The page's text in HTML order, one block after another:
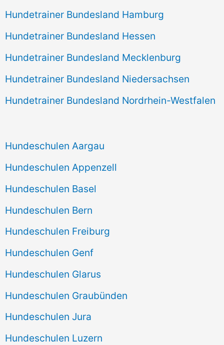
Hundetrainer Bundesland Hamburg
Hundetrainer Bundesland Hessen
Hundetrainer Bundesland Mecklenburg
Hundetrainer Bundesland Niedersachsen
Hundetrainer Bundesland Nordrhein-Westfalen
Hundeschulen Aargau
Hundeschulen Appenzell
Hundeschulen Basel
Hundeschulen Bern
Hundeschulen Freiburg
Hundeschulen Genf
Hundeschulen Glarus
Hundeschulen Graubünden
Hundeschulen Jura
Hundeschulen Luzern